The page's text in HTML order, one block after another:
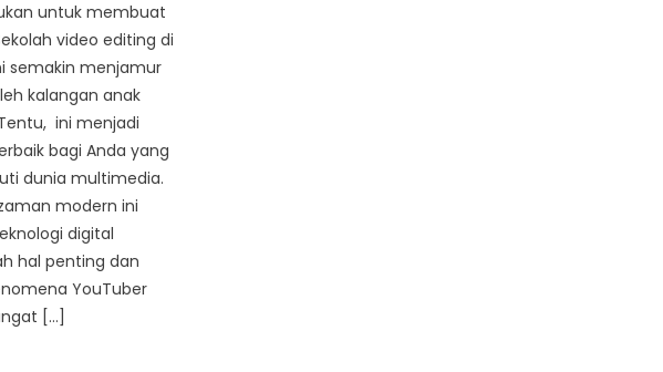
untuk membuat
video editing di
semakin menjamur
kalangan anak
ini menjadi
bagi Anda yang
dunia multimedia.
modern ini
digital
hal penting dan
YouTuber
[…]